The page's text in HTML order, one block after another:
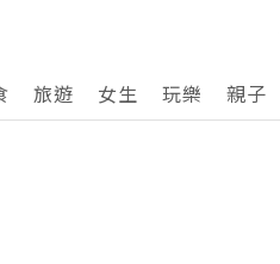
旅遊 女生 玩樂 親子